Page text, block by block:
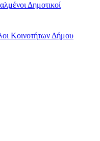
Δημοτικοί
Κοινοτήτων Δήμου